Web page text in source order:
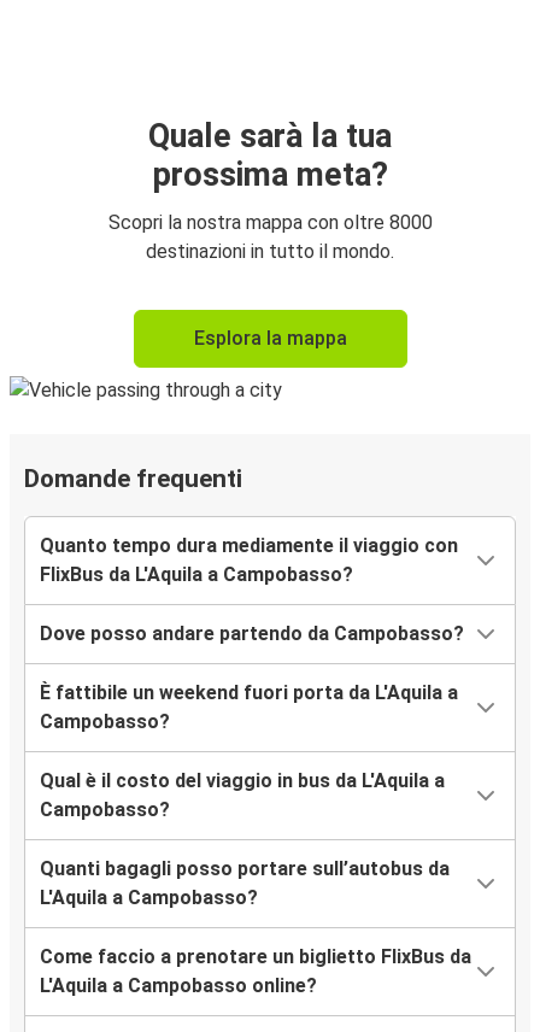
Quale sarà la tua
prossima meta?
Scopri la nostra mappa con oltre 8000
destinazioni in tutto il mondo.
Esplora la mappa
Domande frequenti
Quanto tempo dura mediamente il viaggio con
FlixBus da L'Aquila a Campobasso?
Dove posso andare partendo da Campobasso?
È fattibile un weekend fuori porta da L'Aquila a
Campobasso?
Qual è il costo del viaggio in bus da L'Aquila a
Campobasso?
Quanti bagagli posso portare sull’autobus da
L'Aquila a Campobasso?
Come faccio a prenotare un biglietto FlixBus da
L'Aquila a Campobasso online?